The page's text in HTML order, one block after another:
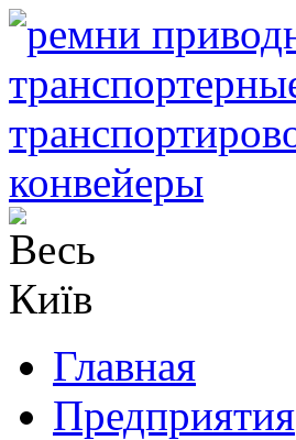
Главная
Предприятия